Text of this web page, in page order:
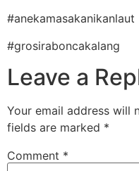
#anekamasakanikanlaut
#grosiraboncakalang
Leave a
Your email address will
fields are marked *
Comment *